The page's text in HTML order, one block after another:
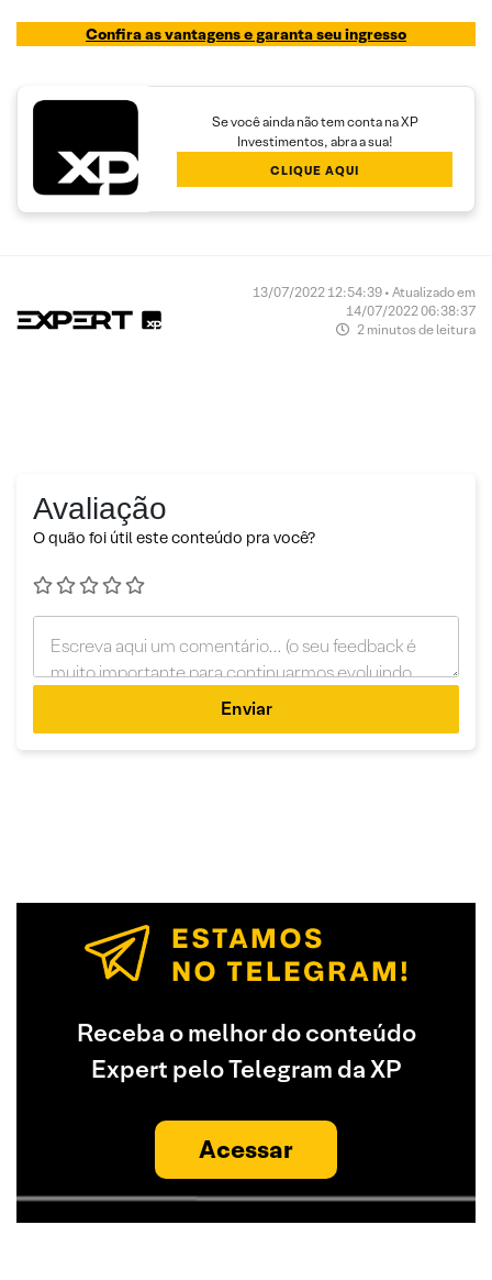
Confira as vantagens e garanta seu ingresso
Se você ainda não tem conta na XP
Investimentos, abra a sua!
CLIQUE AQUI
13/07/2022 12:54:39 • Atualizado em
14/07/2022 06:38:37
2 minutos de leitura
Avaliação
O quão foi útil este conteúdo pra você?
Enviar
Receba o melhor do conteúdo
Expert pelo Telegram da XP
Acessar